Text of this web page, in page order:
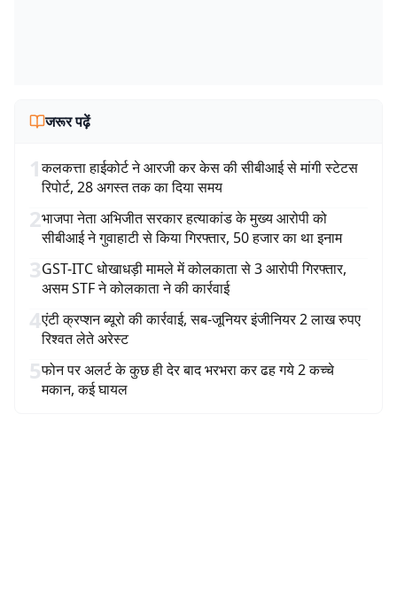
जरूर पढ़ें
1कलकत्ता हाईकोर्ट ने आरजी कर केस की सीबीआई से मांगी स्टेटस
रिपोर्ट, 28 अगस्त तक का दिया समय
2भाजपा नेता अभिजीत सरकार हत्याकांड के मुख्य आरोपी को
सीबीआई ने गुवाहाटी से किया गिरफ्तार, 50 हजार का था इनाम
3GST-ITC धोखाधड़ी मामले में कोलकाता से 3 आरोपी गिरफ्तार,
असम STF ने कोलकाता ने की कार्रवाई
4एंटी क्रप्शन ब्यूरो की कार्रवाई, सब-जूनियर इंजीनियर 2 लाख रुपए
रिश्वत लेते अरेस्ट
5फोन पर अलर्ट के कुछ ही देर बाद भरभरा कर ढह गये 2 कच्चे
मकान, कई घायल